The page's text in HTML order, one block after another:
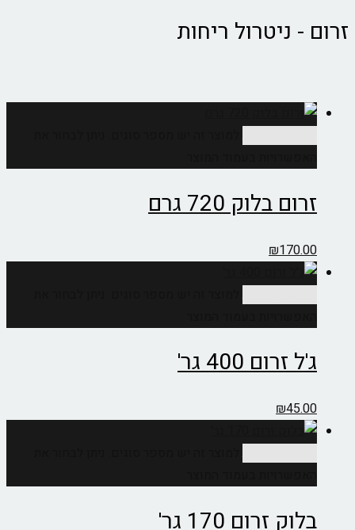
זרום - ניטרול ריחות
זרום בלוק 720 גרם
₪170.00
ג'ל זרום 400 גר'
₪45.00
בלוק זרום 170 גר'